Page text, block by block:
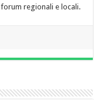
regionali e locali.